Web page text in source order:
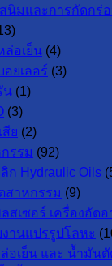
นิมและการกัดกร่
ล่อเย็น (4)
ยเลอร์ (3)
น (1)
(3)
สีย (2)
รรม (92)
ก Hydraulic Oils
สาหกรรม (9)
สเซอร์ เครื่องอัดอ
านแปรรูปโลหะ
อเย็น และ น้ำมันตั